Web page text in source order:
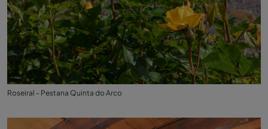
Roseiral - Pestana Quinta do Arco